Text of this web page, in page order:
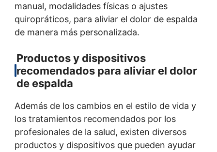
manual, modalidades físicas o ajustes
quiropráticos, para aliviar el dolor de espalda
de manera más personalizada.
Productos y dispositivos
recomendados para aliviar el dolor
de espalda
Además de los cambios en el estilo de vida y
los tratamientos recomendados por los
profesionales de la salud, existen diversos
productos y dispositivos que pueden ayudar